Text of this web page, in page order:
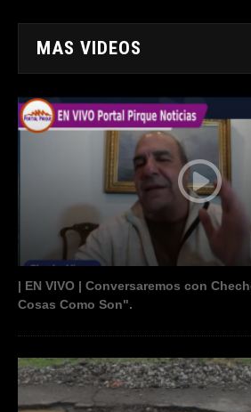
MAS VIDEOS
| EN VIVO | Conversaremos con
Cosas Como Son".